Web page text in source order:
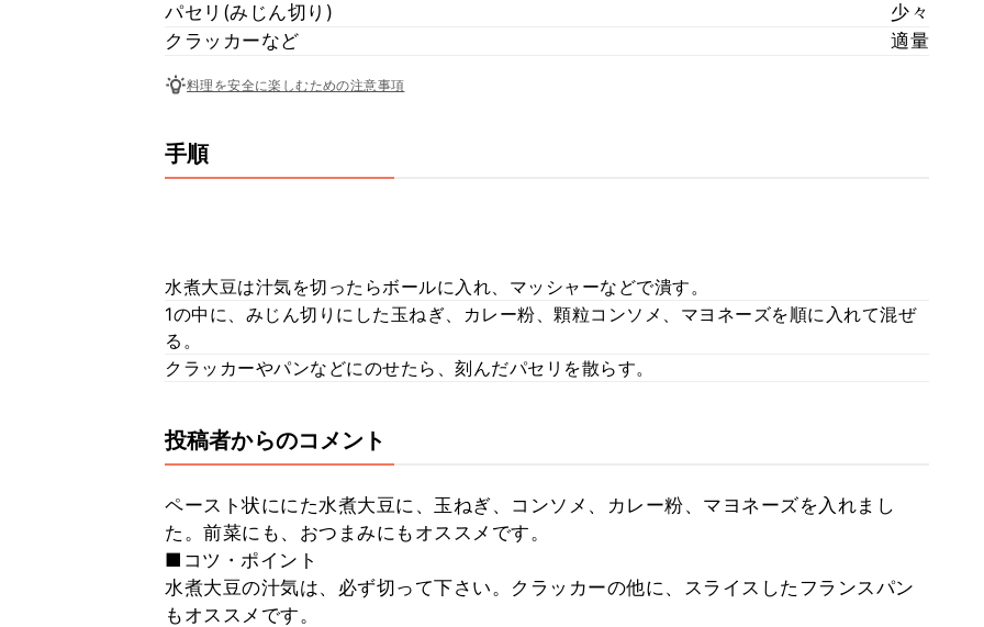
パセリ(みじん切り)
少々
クラッカーなど
適量
料理を安全に楽しむための注意事項
手順
水煮大豆は汁気を切ったらボールに入れ、マッシャーなどで潰す。
1の中に、みじん切りにした玉ねぎ、カレー粉、顆粒コンソメ、マヨネーズを順に入れて混ぜ
る。
クラッカーやパンなどにのせたら、刻んだパセリを散らす。
投稿者からのコメント
ペースト状ににた水煮大豆に、玉ねぎ、コンソメ、カレー粉、マヨネーズを入れまし
た。前菜にも、おつまみにもオススメです。
■コツ・ポイント
水煮大豆の汁気は、必ず切って下さい。クラッカーの他に、スライスしたフランスパン
もオススメです。